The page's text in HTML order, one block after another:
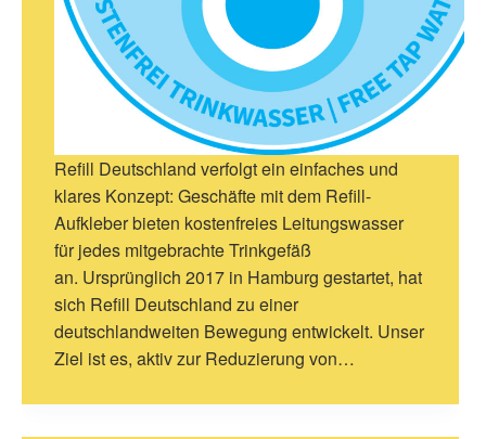
Refill Deutschland verfolgt ein einfaches und
klares Konzept: Geschäfte mit dem Refill-
Aufkleber bieten kostenfreies Leitungswasser
für jedes mitgebrachte Trinkgefäß
an. Ursprünglich 2017 in Hamburg gestartet, hat
sich Refill Deutschland zu einer
deutschlandweiten Bewegung entwickelt. Unser
Ziel ist es, aktiv zur Reduzierung von…